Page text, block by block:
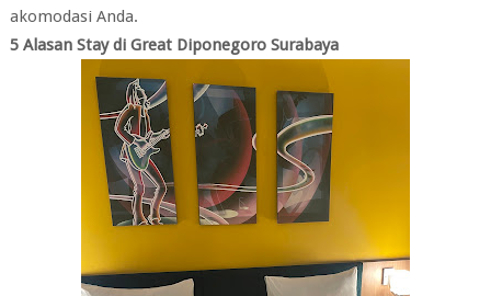
akomodasi Anda.
5 Alasan Stay di Great Diponegoro Surabaya